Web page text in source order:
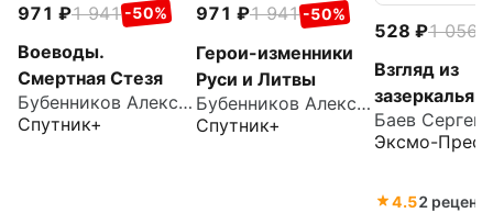
971 1 941 -50%
Воеводы.
Смертная Стезя
Бубенников Александр Николаевич
Спутник+
971 1 941 -50%
Герои-изменники
Руси и Литвы
Бубенников Александр Николаевич
Спутник+
528 1 056
Взгляд из
зазеркалья
Эксмо-Пресс
4.52